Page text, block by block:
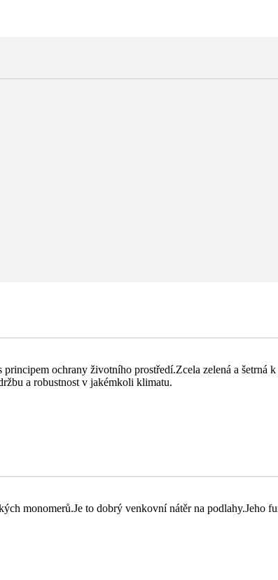
ochrany životního prostředí.Zcela zelená a šetrná
a robustnost v jakémkoli klimatu.
monomerů.Je to dobrý venkovní nátěr na podlahy.Jeho